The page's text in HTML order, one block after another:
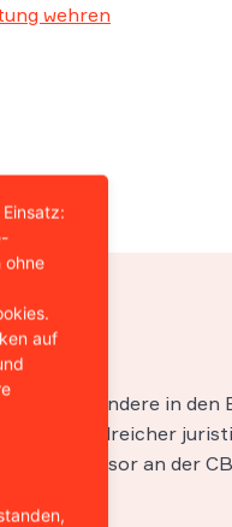
wehren
insbesondere in den
Autor zahlreicher
an der
ohne
auf